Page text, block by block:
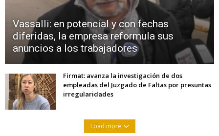
Vassalli: en potencial y con fechas
diferidas, la empresa reformula sus
anuncios a los trabajadores
Firmat: avanza la investigación de dos
empleadas del Juzgado de Faltas por presuntas
irregularidades
Load more